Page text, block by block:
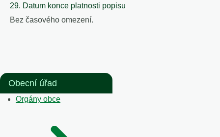
29. Datum konce platnosti popisu
Bez časového omezení.
Obecní úřad
Orgány obce